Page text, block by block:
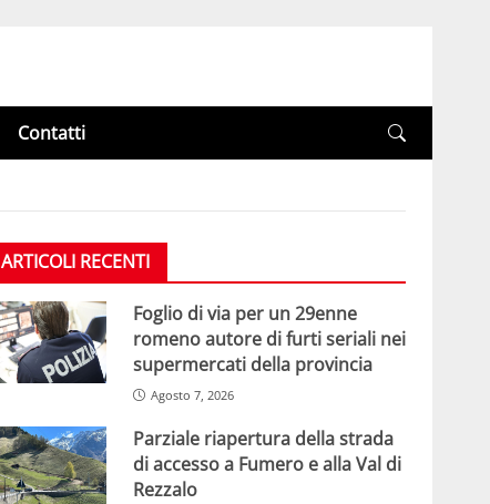
Contatti
ARTICOLI RECENTI
Foglio di via per un 29enne
romeno autore di furti seriali nei
supermercati della provincia
Agosto 7, 2026
Parziale riapertura della strada
di accesso a Fumero e alla Val di
Rezzalo